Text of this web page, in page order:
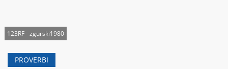
123RF - zgurski1980
PROVERBI